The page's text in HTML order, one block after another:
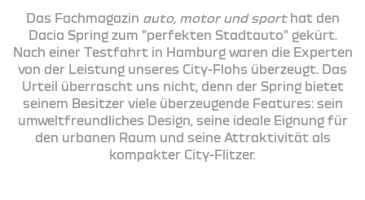
Das Fachmagazin auto, motor und sporthat den
Dacia Spring zum "perfekten Stadtauto" gekürt.
Nach einer Testfahrt in Hamburg waren die Experten
von der Leistung unseres City-Flohs überzeugt. Das
Urteil überrascht uns nicht, denn der Spring bietet
seinem Besitzer viele überzeugende Features: sein
umweltfreundliches Design, seine ideale Eignung für
den urbanen Raum und seine Attraktivität als
kompakter City-Flitzer.